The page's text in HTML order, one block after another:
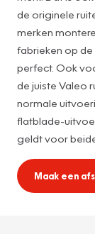
de originele
merken
fabrieken op de
perfect. Ook
de juiste Valeo
normale
flatblade-
geldt voor
Maak een